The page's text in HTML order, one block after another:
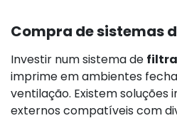
Compra de sistemas
Investir num sistema de
imprime em ambientes
ventilação. Existem soluções
externos compatíveis com